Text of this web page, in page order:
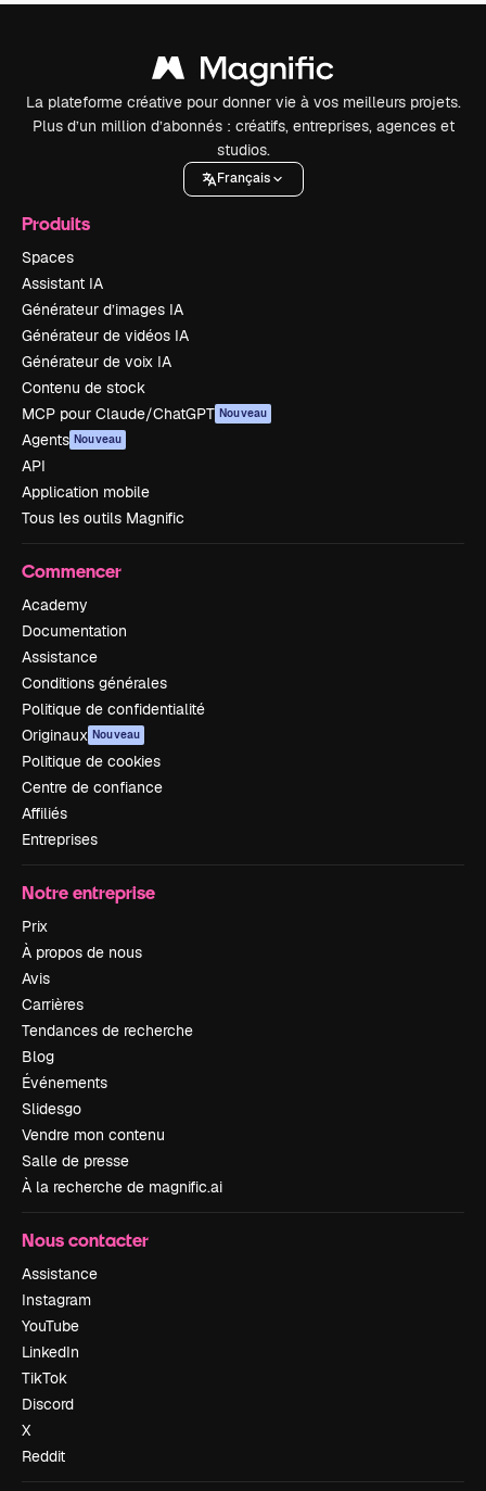
La plateforme créative pour donner vie à vos meilleurs projets.
Plus d’un million d’abonnés : créatifs, entreprises, agences et
studios.
Français
Produits
Spaces
Assistant IA
Générateur d’images IA
Générateur de vidéos IA
Générateur de voix IA
Contenu de stock
MCP pour Claude/ChatGPT Nouveau
Agents Nouveau
API
Application mobile
Tous les outils Magnific
Commencer
Academy
Documentation
Assistance
Conditions générales
Politique de confidentialité
Originaux Nouveau
Politique de cookies
Centre de confiance
Affiliés
Entreprises
Notre entreprise
Prix
À propos de nous
Avis
Carrières
Tendances de recherche
Blog
Événements
Slidesgo
Vendre mon contenu
Salle de presse
À la recherche de magnific.ai
Nous contacter
Assistance
Instagram
YouTube
LinkedIn
TikTok
Discord
X
Reddit